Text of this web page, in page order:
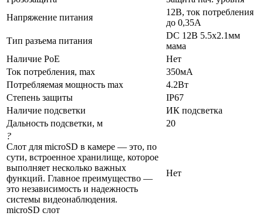
Напряжение питания
12В, ток потребления
до 0,35А
Тип разъема питания
DC 12В 5.5x2.1мм
мама
Наличие PoE
Нет
Ток потребления, max
350мА
Потребляемая мощность max
4.2Вт
Степень защиты
IP67
Наличие подсветки
ИК подсветка
Дальность подсветки, м
20
?
Слот для microSD в камере — это, по
сути, встроенное хранилище, которое
выполняет несколько важных
функций. Главное преимущество —
это независимость и надежность
системы видеонаблюдения.
microSD слот
Нет